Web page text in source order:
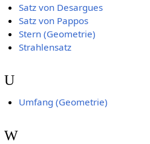
Satz von Desargues
Satz von Pappos
Stern (Geometrie)
Strahlensatz
U
Umfang (Geometrie)
W